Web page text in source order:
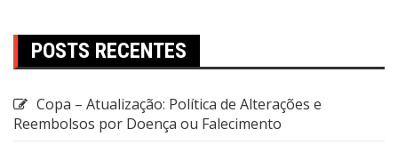
POSTS RECENTES
Copa – Atualização: Política de Alterações e
Reembolsos por Doença ou Falecimento